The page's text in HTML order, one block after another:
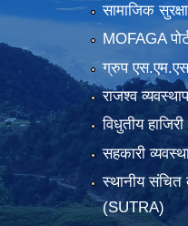
सामाजिक सुरक्षा
MOFAGA
ग्रुप
राजश्व
विधुतीय हाजिरी
सहकारी
स्थानीय संचित
(SUTRA)